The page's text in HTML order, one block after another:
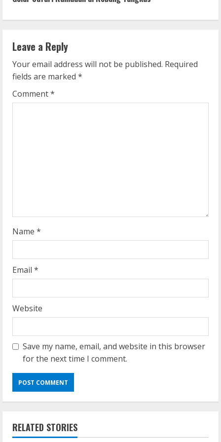
n
u
e
R
e
g
Leave a Reply
Your email address will not be published. Required
fields are marked *
Comment*
Name *
Email *
Website
Save my name, email, and website in this browser
for the next time I comment.
RELATED STORIES